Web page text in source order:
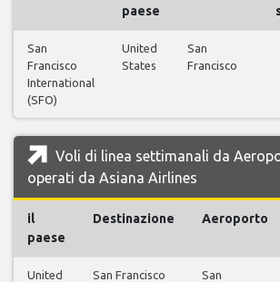
paese
San
Francisco
International
(SFO)
United
States
San
Francisco
Voli di linea settimanali da
operati da Asiana Airlines
il
paese
Destinazione Aeroporto
United
San Francisco
San